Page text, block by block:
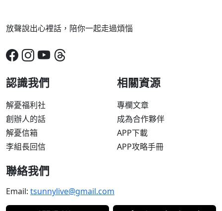
放聲說出心裡話，陪你一起走過煩惱
認識我們
解憂福利社
創辦人的話
解憂信箱
李組長回信
相關資源
專欄文章
成為合作夥伴
APP下載
APP攻略手冊
聯絡我們
Email: tsunnylive@gmail.com